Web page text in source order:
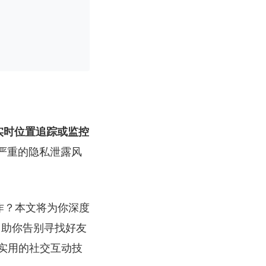
位置追踪或监控
重的隐私泄露风
？本文将为你深度
你告别寻找好友
用的社交互动技